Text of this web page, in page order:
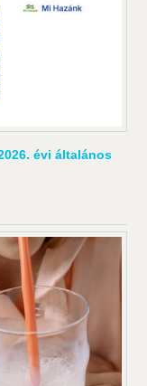
évi általános